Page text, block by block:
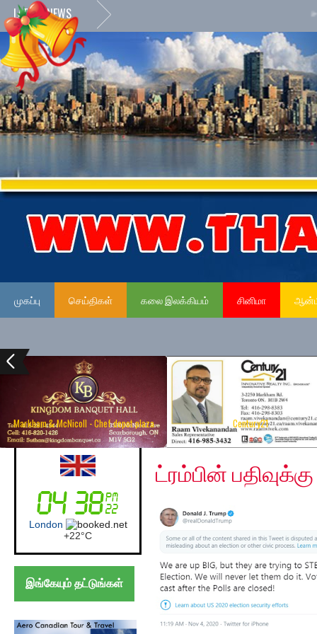
LATEST NEWS
முகப்பு செய்திகள் கலை இலக்கியம் சினிமா
Markham & McNicoll - Chef depot plaza Century21
UK (London)
London
+22°C
இங்கேயும் தட்டுங்கள்
Wednesday,
ட்ரம்பின்